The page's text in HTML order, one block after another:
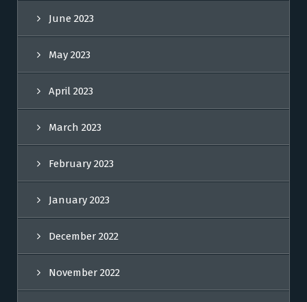
June 2023
May 2023
April 2023
March 2023
February 2023
January 2023
December 2022
November 2022